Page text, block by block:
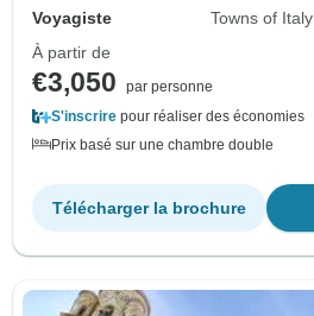
Voyagiste
Towns of Italy
À partir de
€3,050
par personne
S'inscrire pour réaliser des économies
Prix basé sur une chambre double
Télécharger la brochure